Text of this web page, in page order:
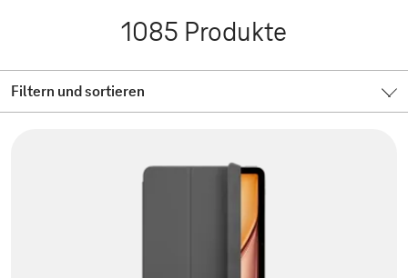
1085 Produkte
Filtern und sortieren